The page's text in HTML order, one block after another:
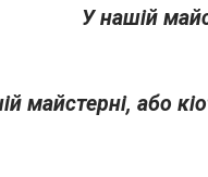
У нашій
майстерні, або